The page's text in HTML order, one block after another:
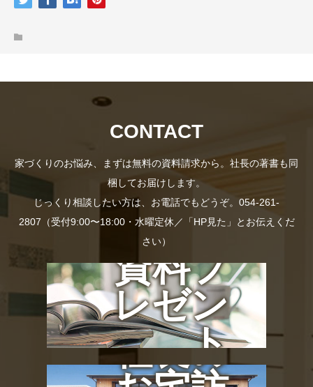
CONTACT
家づくりのお悩み、まずは無料の資料請求から。社長の著書も同
梱してお届けします。
じっくり相談したい方は、お電話でもどうぞ。054-261-
2807（受付9:00〜18:00・水曜定休／「HP見た」とお伝えくだ
さい）
資料プ
レゼン
ト
社長の